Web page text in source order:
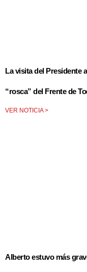
La visita del Presidente
“rosca” del Frente de
VER NOTICIA >
Alberto estuvo más